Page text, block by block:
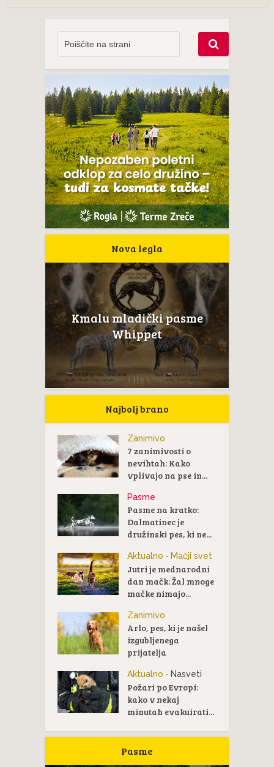
Nova legla
Kmalu mladički pasme
Whippet
Najbolj brano
Zanimivo
7 zanimivosti o
nevihtah: Kako
vplivajo na pse in...
Pasme
Pasme na kratko:
Dalmatinec je
družinski pes, ki ne...
Aktualno • Mačji svet
Jutri je mednarodni
dan mačk: Žal mnoge
mačke nimajo...
Zanimivo
Arlo, pes, ki je našel
izgubljenega
prijatelja
Aktualno • Nasveti
Požari po Evropi:
kako v nekaj
minutah evakuirati...
Pasme